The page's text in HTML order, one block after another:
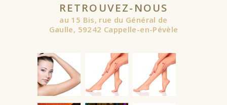
RETROUVEZ-NOUS
au 15 Bis, rue du Général de
Gaulle, 59242 Cappelle-en-Pévèle